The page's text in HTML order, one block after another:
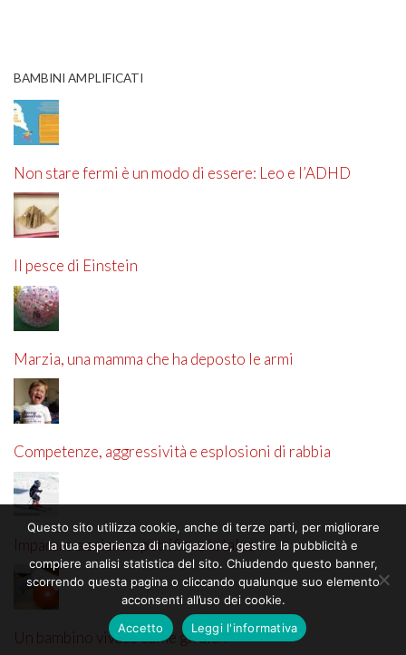
BAMBINI AMPLIFICATI
Non stare fermi è un modo di essere: Leo e l’ADHD
Il pesce di Einstein
Marzia, una mamma che ha deposto le armi
Competenze, aggressività e esplosioni di rabbia
Imparare a sciare e petrificus totalus
Un bambino vivace come gli altri
Questo sito utilizza cookie, anche di terze parti, per migliorare
la tua esperienza di navigazione, gestire la pubblicità e
compiere analisi statistica del sito. Chiudendo questo banner,
scorrendo questa pagina o cliccando qualunque suo elemento
acconsenti all’uso dei cookie.
Accetto
Leggi l'informativa